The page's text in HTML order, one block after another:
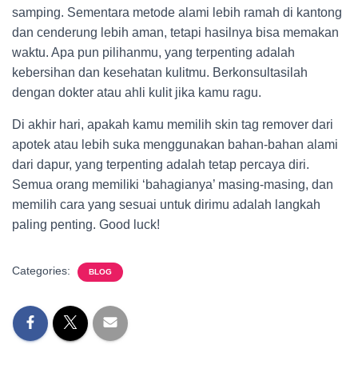
samping. Sementara metode alami lebih ramah di kantong
dan cenderung lebih aman, tetapi hasilnya bisa memakan
waktu. Apa pun pilihanmu, yang terpenting adalah
kebersihan dan kesehatan kulitmu. Berkonsultasilah
dengan dokter atau ahli kulit jika kamu ragu.
Di akhir hari, apakah kamu memilih skin tag remover dari
apotek atau lebih suka menggunakan bahan-bahan alami
dari dapur, yang terpenting adalah tetap percaya diri.
Semua orang memiliki ‘bahagianya’ masing-masing, dan
memilih cara yang sesuai untuk dirimu adalah langkah
paling penting. Good luck!
Categories: BLOG